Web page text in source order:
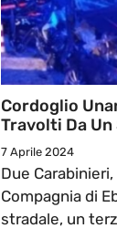
Cordoglio
Travolti Da Un
7 Aprile 2024
Due
Compagnia di
stradale, un